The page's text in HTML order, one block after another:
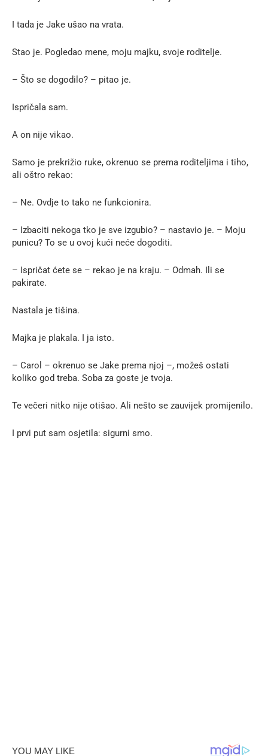
I tada je Jake ušao na vrata.
Stao je. Pogledao mene, moju majku, svoje roditelje.
– Što se dogodilo? – pitao je.
Ispričala sam.
A on nije vikao.
Samo je prekrižio ruke, okrenuo se prema roditeljima i tiho,
ali oštro rekao:
– Ne. Ovdje to tako ne funkcionira.
– Izbaciti nekoga tko je sve izgubio? – nastavio je. – Moju
punicu? To se u ovoj kući neće dogoditi.
– Ispričat ćete se – rekao je na kraju. – Odmah. Ili se
pakirate.
Nastala je tišina.
Majka je plakala. I ja isto.
– Carol – okrenuo se Jake prema njoj –, možeš ostati
koliko god treba. Soba za goste je tvoja.
Te večeri nitko nije otišao. Ali nešto se zauvijek promijenilo.
I prvi put sam osjetila: sigurni smo.